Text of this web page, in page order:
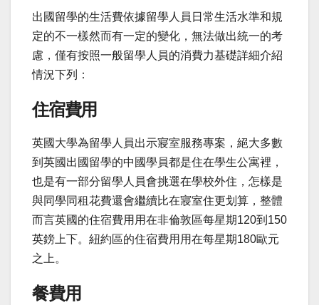
出國留學的生活費依據留學人員日常生活水準和規
定的不一樣然而有一定的變化，無法做出統一的考
慮，僅有按照一般留學人員的消費力基礎詳細介紹
情況下列：
住宿費用
英國大學為留學人員出示寢室服務專案，絕大多數
到英國出國留學的中國學員都是住在學生公寓裡，
也是有一部分留學人員會挑選在學校外住，怎樣是
與同學同租花費還會繼續比在寢室住更划算，整體
而言英國的住宿費用用在非倫敦區每星期120到150
英鎊上下。紐約區的住宿費用用在每星期180歐元
之上。
餐費用